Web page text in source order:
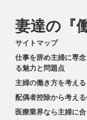
妻達の『
Main menu
Skip
to
content
サイトマップ
仕事を辞め主婦に専
る魅力と問題点
主婦の働き方を考える
配偶者控除から考え
医療業界なら主婦に